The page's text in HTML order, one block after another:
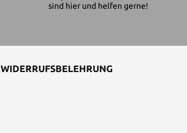
sind hier und helfen gerne!
WIDERRUFSBELEHRUNG